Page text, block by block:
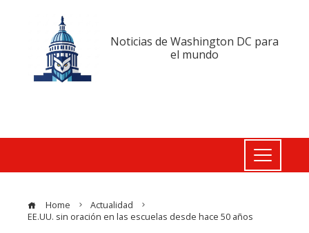
Noticias de Washington DC para
el mundo
Home
Actualidad
EE.UU. sin oración en las escuelas desde hace 50 años